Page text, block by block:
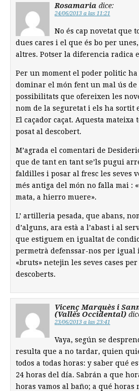
Rosamaria dice:
24/06/2013 a las 11:21
No és cap novetat que
dues cares i el que és bo per
altres. Potser la diferencia radica
Per un moment el poder politic
dominar el món fent un mal ús de
possibilitats que ofereixen les
nom de la seguretat i els ha sortit
El caçador caçat. Aquesta mateixa
posat al descobert.
M’agrada el comentari de
que de tant en tant se’ls pugui
faldilles i posar al fresc les seves
més antiga del món no falla mai :
mata, a hierro muere».
L’ artilleria pesada, que abans,
d’alguns, ara està a l’abast i al
que estiguem en igualtat de
permetrà defenssar-nos per igual
«bruts» netejin les seves cases
descoberts.
Vicenç Marquès i
(Vallès Occidental)
23/06/2013 a las 23:41
Vaya, según se
resulta que a no tardar, quien
todos a todas horas: y saber qué
24 horas del día. Sabrán a que
horas vamos al baño; a qué horas